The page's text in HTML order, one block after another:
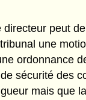
directeur peut
une
ordonnance
sécurité des
mais que